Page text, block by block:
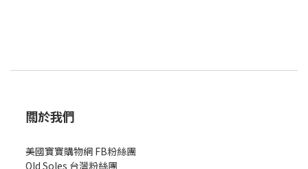
關於我們
美國寶寶購物網 FB粉絲團
Old Soles 台灣粉絲團